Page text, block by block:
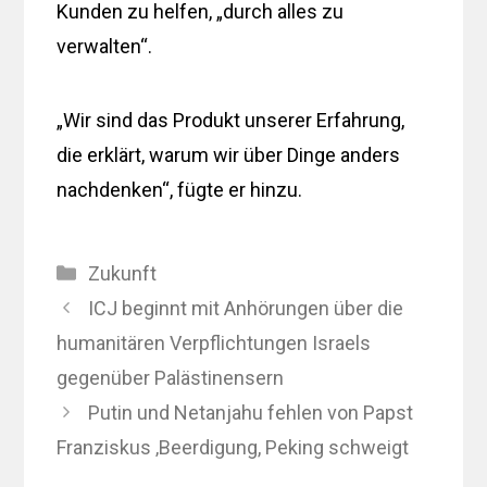
Kunden zu helfen, „durch alles zu
verwalten“.
„Wir sind das Produkt unserer Erfahrung,
die erklärt, warum wir über Dinge anders
nachdenken“, fügte er hinzu.
Kategorien
Zukunft
ICJ beginnt mit Anhörungen über die
humanitären Verpflichtungen Israels
gegenüber Palästinensern
Putin und Netanjahu fehlen von Papst
Franziskus ‚Beerdigung, Peking schweigt